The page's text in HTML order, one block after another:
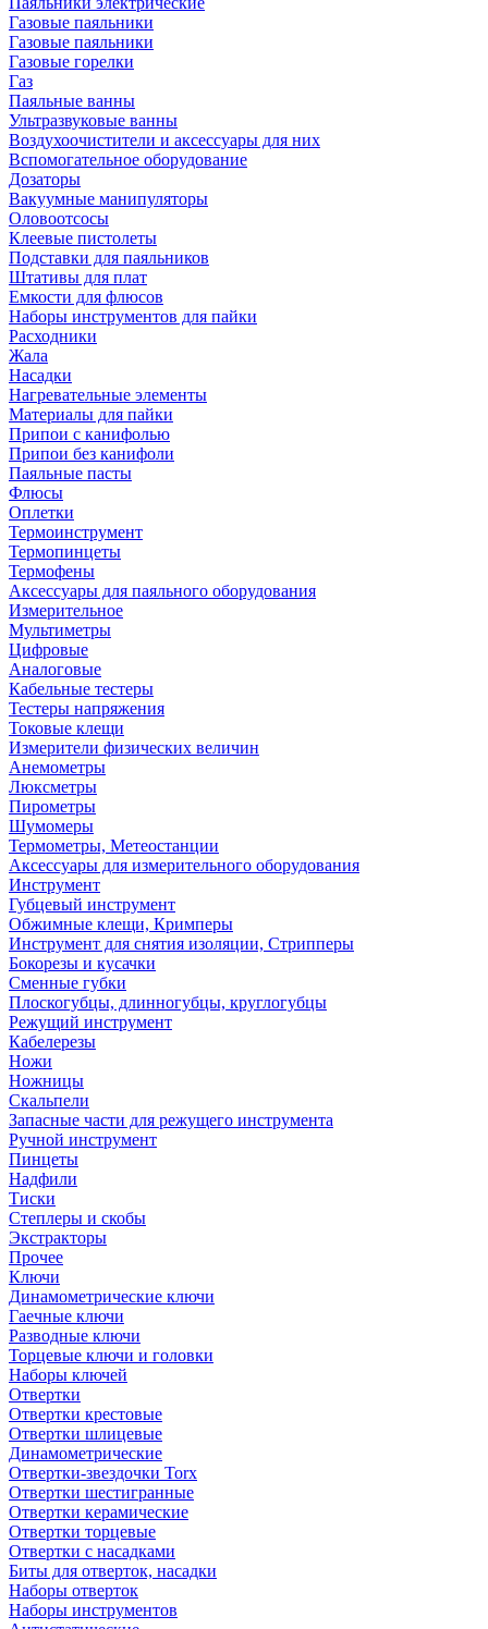
Газовые паяльники
Газовые паяльники
Газовые горелки
Газ
Паяльные ванны
Ультразвуковые ванны
Воздухоочистители и аксессуары для них
Вспомогательное оборудование
Дозаторы
Вакуумные манипуляторы
Оловоотсосы
Клеевые пистолеты
Подставки для паяльников
Штативы для плат
Емкости для флюсов
Наборы инструментов для пайки
Расходники
Жала
Насадки
Нагревательные элементы
Материалы для пайки
Припои с канифолью
Припои без канифоли
Паяльные пасты
Флюсы
Оплетки
Термоинструмент
Термопинцеты
Термофены
Аксессуары для паяльного оборудования
Измерительное
Мультиметры
Цифровые
Аналоговые
Кабельные тестеры
Тестеры напряжения
Токовые клещи
Измерители физических величин
Анемометры
Люксметры
Пирометры
Шумомеры
Термометры, Метеостанции
Аксессуары для измерительного оборудования
Инструмент
Губцевый инструмент
Обжимные клещи, Кримперы
Инструмент для снятия изоляции, Стрипперы
Бокорезы и кусачки
Сменные губки
Плоскогубцы, длинногубцы, круглогубцы
Режущий инструмент
Кабелерезы
Ножи
Ножницы
Скальпели
Запасные части для режущего инструмента
Ручной инструмент
Пинцеты
Надфили
Тиски
Степлеры и скобы
Экстракторы
Прочее
Ключи
Динамометрические ключи
Гаечные ключи
Разводные ключи
Торцевые ключи и головки
Наборы ключей
Отвертки
Отвертки крестовые
Отвертки шлицевые
Динамометрические
Отвертки-звездочки Torx
Отвертки шестигранные
Отвертки керамические
Отвертки торцевые
Отвертки с насадками
Биты для отверток, насадки
Наборы отверток
Наборы инструментов